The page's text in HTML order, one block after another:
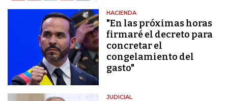
HACIENDA
"En las próximas horas
firmaré el decreto para
concretar el
congelamiento del
gasto"
JUDICIAL